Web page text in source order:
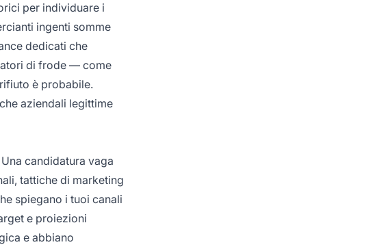
per individuare i
ingenti somme
dedicati che
di frode — come
è probabile.
aziendali legittime
candidatura vaga
tattiche di marketing
spiegano i tuoi canali
e proiezioni
e abbiano